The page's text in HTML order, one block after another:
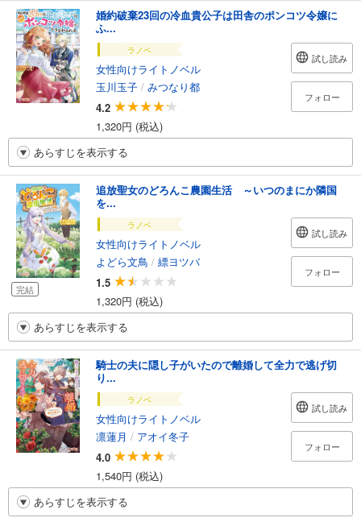
婚約破棄23回の冷血貴公子は田舎のポンコツ令嬢に
ふ...
ラノベ
女性向けライトノベル
玉川玉子 / みつなり都
4.2
1,320円 (税込)
試し読み
フォロー
あらすじを表示する
完結
追放聖女のどろんこ農園生活 ～いつのまにか隣国
を...
ラノベ
女性向けライトノベル
よどら文鳥 / 縹ヨツバ
1.5
1,320円 (税込)
試し読み
フォロー
あらすじを表示する
騎士の夫に隠し子がいたので離婚して全力で逃げ切
り...
ラノベ
女性向けライトノベル
凛蓮月 / アオイ冬子
4.0
1,540円 (税込)
試し読み
フォロー
あらすじを表示する